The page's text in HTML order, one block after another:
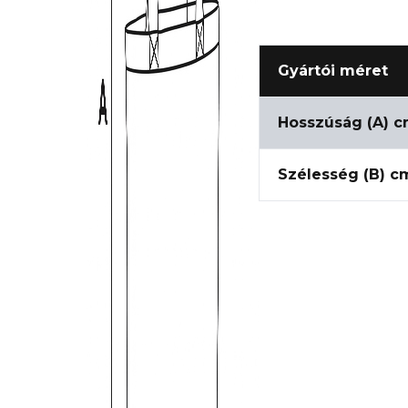
Gyártói méret
Hosszúság (A)
Szélesség (B)